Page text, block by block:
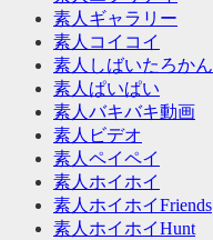
素人ギャラリー
素人コイコイ
素人しばいたろかん
素人ぱいぱい
素人バキバキ動画
素人ビデオ
素人ペイペイ
素人ホイホイ
素人ホイホイFriends
素人ホイホイHunt